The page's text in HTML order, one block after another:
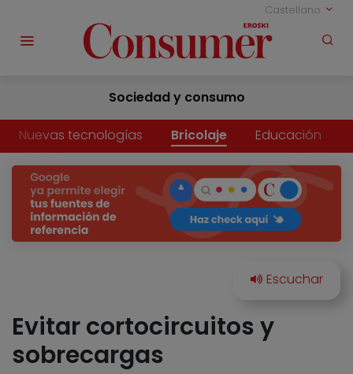
Castellano
Sociedad y consumo
Nuevas tecnologías Bricolaje Educación
Evitar cortocircuitos y
sobrecargas